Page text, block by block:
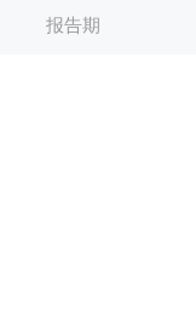
报告期